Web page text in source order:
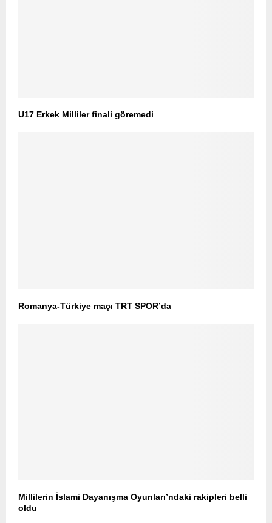
U17 Erkek Milliler finali göremedi
Romanya-Türkiye maçı TRT SPOR’da
Millilerin İslami Dayanışma Oyunları’ndaki rakipleri belli
oldu